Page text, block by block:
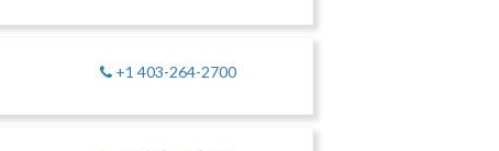
+1 403-264-2700